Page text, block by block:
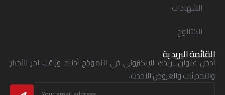
الشهادات
الكتالوج
القائمة البريدية
أدخل عنوان بريدك الإلكتروني في النموذج أدناه وراقب آخر الأخبار
والتحديثات والعروض الأحدث.